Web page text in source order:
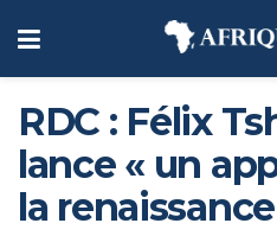
RDC : Félix
lance « un
la